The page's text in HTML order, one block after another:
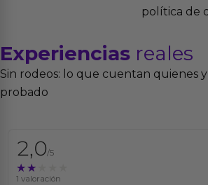
política de
Experiencias reales
Sin rodeos: lo que cuentan quienes
probado
2,0/5
★★★★★
★★★★★
1 valoración